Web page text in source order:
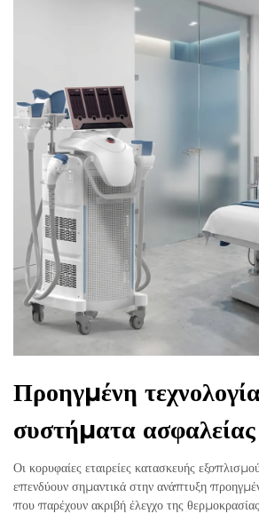
Προηγμένη
συστήματα ασφαλείας
Οι κορυφαίες εταιρείες κατασκευής
επενδύουν σημαντικά στην ανάπτυξη
που παρέχουν ακριβή έλεγχο της